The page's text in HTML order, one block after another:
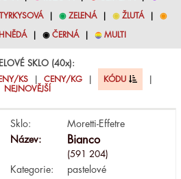
TYRKYSOVÁ| ◉ ZELENÁ| ◉ ŽLUTÁ| ◉
HNĚDÁ| ◉ ČERNÁ| ◉ MULTI
SKLO (40x):
KS CENY/KG KÓDU
NEJNOVĚJŠÍ
Sklo:
Moretti-Effetre
Název:
Bianco
(591 204)
Kategorie:
pastelové